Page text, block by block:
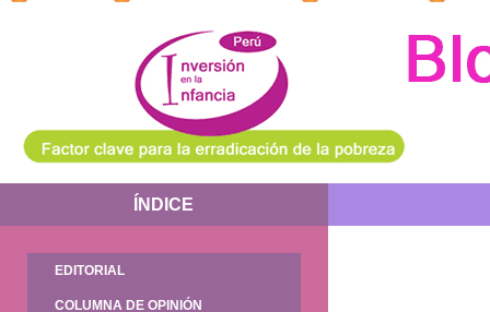
ÍNDICE
EDITORIAL
COLUMNA DE OPINIÓN